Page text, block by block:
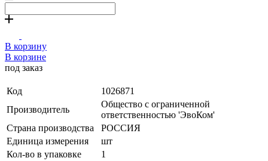
В корзину
В корзине
под заказ
Код
1026871
Производитель
Общество с ограниченной
ответственностью 'ЭвоКом'
Страна производства
РОССИЯ
Единица измерения
шт
Кол-во в упаковке
1